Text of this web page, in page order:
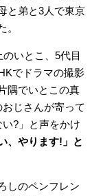
と弟と3人で東京
。
いとこ、5代目
でドラマの撮影
隅でいとこの真
じさんが寄って
?」と声をかけ
、やります!」と
しのペンフレン